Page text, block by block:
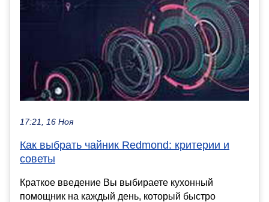
17:21, 16 Ноя
Как выбрать чайник Redmond: критерии и
советы
Краткое введение Вы выбираете кухонный
помощник на каждый день, который быстро